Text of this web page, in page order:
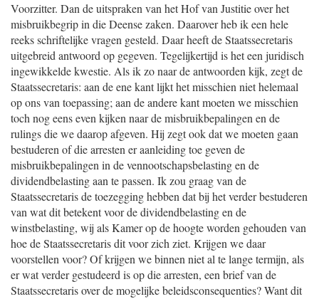
Voorzitter. Dan de uitspraken van het Hof van Justitie over het
misbruikbegrip in die Deense zaken. Daarover heb ik een hele
reeks schriftelijke vragen gesteld. Daar heeft de Staatssecretaris
uitgebreid antwoord op gegeven. Tegelijkertijd is het een juridisch
ingewikkelde kwestie. Als ik zo naar de antwoorden kijk, zegt de
Staatssecretaris: aan de ene kant lijkt het misschien niet helemaal
op ons van toepassing; aan de andere kant moeten we misschien
toch nog eens even kijken naar de misbruikbepalingen en de
rulings die we daarop afgeven. Hij zegt ook dat we moeten gaan
bestuderen of die arresten er aanleiding toe geven de
misbruikbepalingen in de vennootschapsbelasting en de
dividendbelasting aan te passen. Ik zou graag van de
Staatssecretaris de toezegging hebben dat bij het verder bestuderen
van wat dit betekent voor de dividendbelasting en de
winstbelasting, wij als Kamer op de hoogte worden gehouden van
hoe de Staatssecretaris dit voor zich ziet. Krijgen we daar
voorstellen voor? Of krijgen we binnen niet al te lange termijn, als
er wat verder gestudeerd is op die arresten, een brief van de
Staatssecretaris over de mogelijke beleidsconsequenties? Want dit